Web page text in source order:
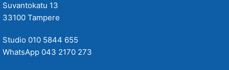
Suvantokatu 13
33100 Tampere
Studio 010 5844 655
WhatsApp 043 2170 273